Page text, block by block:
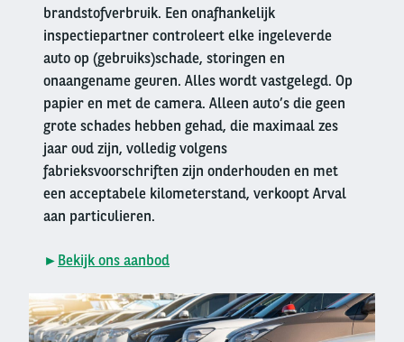
brandstofverbruik. Een onafhankelijk
inspectiepartner controleert elke ingeleverde
auto op (gebruiks)schade, storingen en
onaangename geuren. Alles wordt vastgelegd. Op
papier en met de camera. Alleen auto’s die geen
grote schades hebben gehad, die maximaal zes
jaar oud zijn, volledig volgens
fabrieksvoorschriften zijn onderhouden en met
een acceptabele kilometerstand, verkoopt Arval
aan particulieren.
► Bekijk ons aanbod
Right
column